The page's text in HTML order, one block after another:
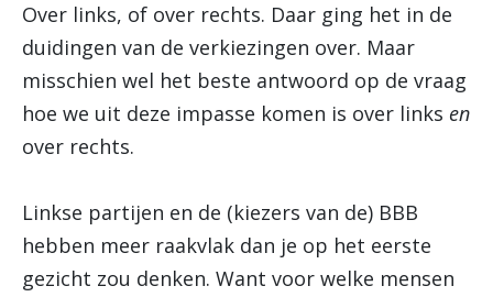
Over links, of over rechts. Daar ging het in de
duidingen van de verkiezingen over. Maar
misschien wel het beste antwoord op de vraag
hoe we uit deze impasse komen is over links en
over rechts.
Linkse partijen en de (kiezers van de) BBB
hebben meer raakvlak dan je op het eerste
gezicht zou denken. Want voor welke mensen